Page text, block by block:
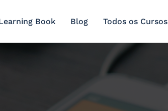
Book Blog Todos os Cursos